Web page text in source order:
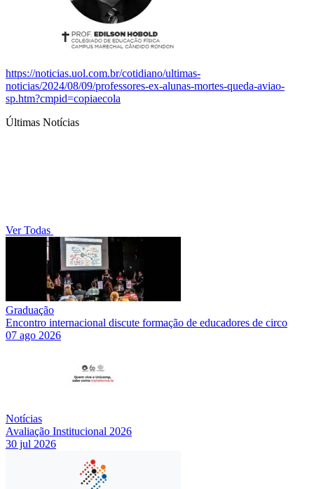
https://noticias.uol.com.br/cotidiano/ultimas-
noticias/2024/08/09/professores-ex-alunas-mortes-queda-aviao-
sp.htm?cmpid=copiaecola
Últimas Notícias
Ver Todas
Graduação
Encontro internacional discute formação de educadores de circo
07 ago 2026
Notícias
Avaliação Institucional 2026
30 jul 2026